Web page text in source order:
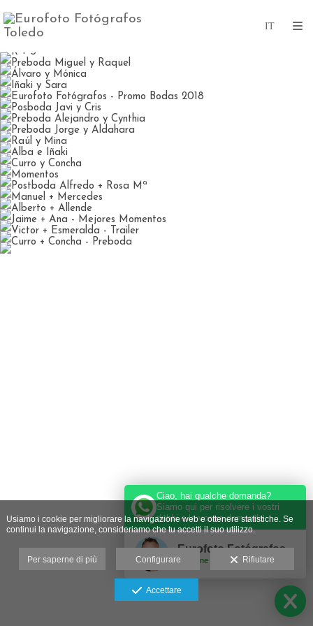
Usiamo i cookie per migliorare la navigazione web e ottenere statistiche. Se
continui la navigazione, consideriamo che tu accetti il suo utilizzo.
Per saperne di più Configurare Rifiutare
Accettare
Ciao, hai qualche domanda?
Siamo qui per risolvere i vostri
dubbi e le vostre domande.
Eurofoto Fotógrafos
Online